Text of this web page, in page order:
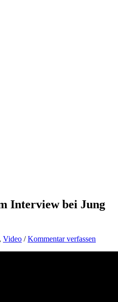
Interview bei Jung
, Video /Kommentar verfassen